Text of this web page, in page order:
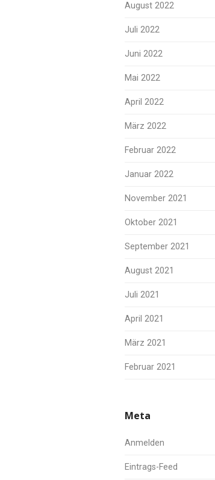
August 2022
Juli 2022
Juni 2022
Mai 2022
April 2022
März 2022
Februar 2022
Januar 2022
November 2021
Oktober 2021
September 2021
August 2021
Juli 2021
April 2021
März 2021
Februar 2021
Meta
Anmelden
Eintrags-Feed